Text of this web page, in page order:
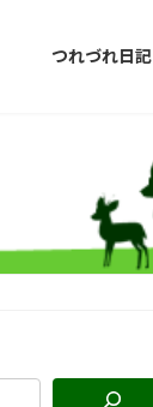
つれづれ日記